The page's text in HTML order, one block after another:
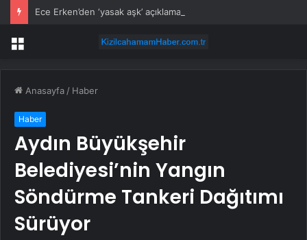
Menü
Anasayfa / Haber
Haber
Aydın Büyükşehir
Belediyesi’nin Yangın
Söndürme Tankeri Dağıtımı
Sürüyor